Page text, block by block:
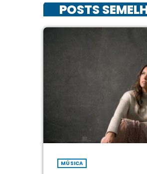
POSTS
MÚSICA